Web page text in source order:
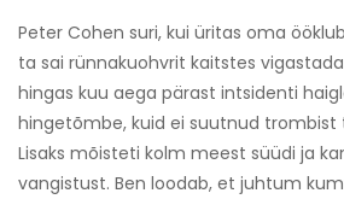
Peter Cohen suri, kui üritas oma
ta sai rünnakuohvrit kaitstes
hingas kuu aega pärast intsidenti
hingetõmbe, kuid ei suutnud trombist
Lisaks mõisteti kolm meest süüdi ja
vangistust. Ben loodab, et juhtum